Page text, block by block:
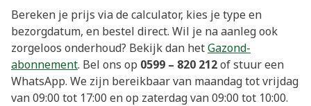
Bereken je prijs via de calculator, kies je type en
bezorgdatum, en bestel direct. Wil je na aanleg ook
zorgeloos onderhoud? Bekijk dan hetGazond-
abonnement. Bel ons op 0599 – 820 212of stuur een
WhatsApp. We zijn bereikbaar van maandag tot vrijdag
van 09:00 tot 17:00 en op zaterdag van 09:00 tot 10:00.